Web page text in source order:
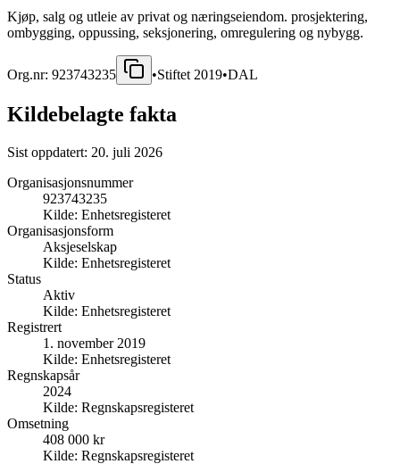
Kjøp, salg og utleie av privat og næringseiendom. prosjektering,
ombygging, oppussing, seksjonering, omregulering og nybygg.
Org.nr: 923743235 •Stiftet 2019•DAL
Kildebelagte fakta
Sist oppdatert: 20. juli 2026
Organisasjonsnummer
923743235
Kilde: Enhetsregisteret
Organisasjonsform
Aksjeselskap
Kilde: Enhetsregisteret
Status
Aktiv
Kilde: Enhetsregisteret
Registrert
1. november 2019
Kilde: Enhetsregisteret
Regnskapsår
2024
Kilde: Regnskapsregisteret
Omsetning
408 000 kr
Kilde: Regnskapsregisteret